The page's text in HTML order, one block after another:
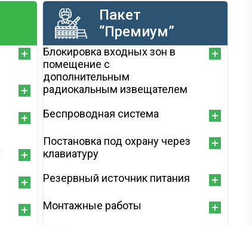
Пакет
“Премиум”
Блокировка входных зон в
помещение с
дополнительным
радиокальным извещателем
Беспроводная система
Постановка под охрану через
клавиатуру
Резервный источник питания
Монтажные работы